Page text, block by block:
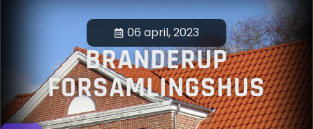
06 april, 2023
BRANDERUP
FORSAMLINGSHUS